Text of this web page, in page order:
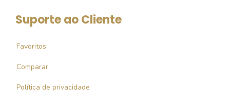
Suporte ao Cliente
Favoritos
Comparar
Política de privacidade